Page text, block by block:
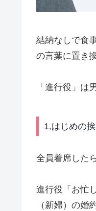
結納なしで食
の言葉に置き
「進行役」は
1,はじめの
全員着席した
進行役「お忙
（新婦）の婚